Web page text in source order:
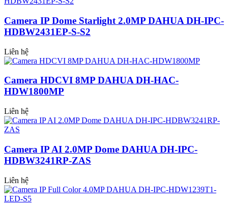
Camera IP Dome Starlight 2.0MP DAHUA DH-IPC-
HDBW2431EP-S-S2
Liên hệ
Camera HDCVI 8MP DAHUA DH-HAC-
HDW1800MP
Liên hệ
Camera IP AI 2.0MP Dome DAHUA DH-IPC-
HDBW3241RP-ZAS
Liên hệ